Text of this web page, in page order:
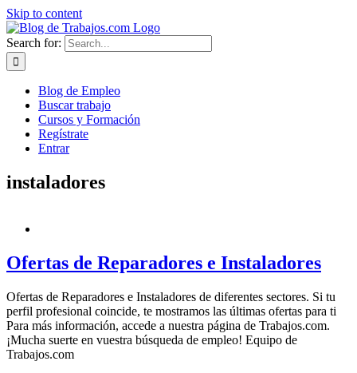
Skip to content
Search for:
Blog de Empleo
Buscar trabajo
Cursos y Formación
Regístrate
Entrar
instaladores
Ofertas de Reparadores e Instaladores
Ofertas de Reparadores e Instaladores de diferentes sectores. Si tu
perfil profesional coincide, te mostramos las últimas ofertas para ti
Para más información, accede a nuestra página de Trabajos.com.
¡Mucha suerte en vuestra búsqueda de empleo! Equipo de
Trabajos.com